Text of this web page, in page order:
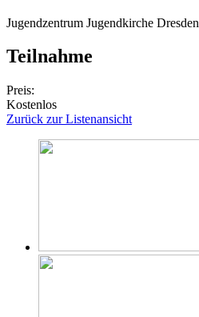
Jugendzentrum Jugendkirche Dresden
Teilnahme
Preis:
Kostenlos
Zurück zur Listenansicht